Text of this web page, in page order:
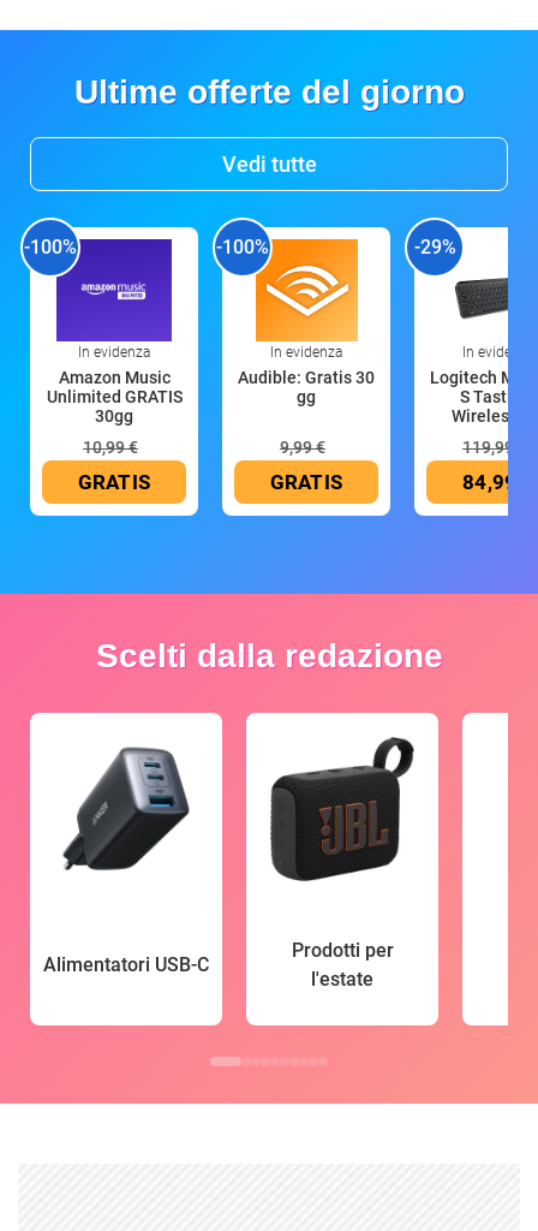
Ultime offerte del giorno
Vedi tutte
-100%
In evidenza
Amazon Music
Unlimited GRATIS
30gg
10,99 €
GRATIS
-100%
In evidenza
Audible: Gratis 30
gg
9,99 €
GRATIS
-29%
In evidenza
Logitech MX
S Tastiera
Wireless
119,99 €
84,99 €
Scelti dalla redazione
Alimentatori USB-C
Prodotti per
l'estate